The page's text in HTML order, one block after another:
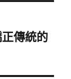
傳統的